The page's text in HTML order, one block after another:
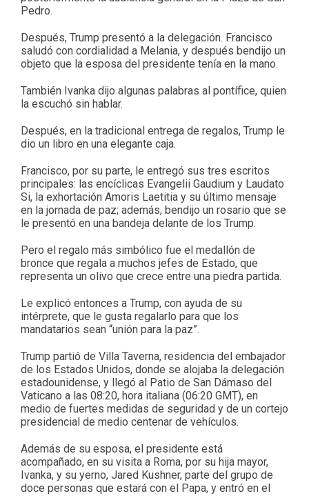
Pedro.
Después, Trump presentó a la delegación. Francisco
saludó con cordialidad a Melania, y después bendijo un
objeto que la esposa del presidente tenía en la mano.
También Ivanka dijo algunas palabras al pontífice, quien
la escuchó sin hablar.
Después, en la tradicional entrega de regalos, Trump le
dio un libro en una elegante caja.
Francisco, por su parte, le entregó sus tres escritos
principales: las encíclicas Evangelii Gaudium y Laudato
Si, la exhortación Amoris Laetitia y su último mensaje
en la jornada de paz; además, bendijo un rosario que se
le presentó en una bandeja delante de los Trump.
Pero el regalo más simbólico fue el medallón de
bronce que regala a muchos jefes de Estado, que
representa un olivo que crece entre una piedra partida.
Le explicó entonces a Trump, con ayuda de su
intérprete, que le gusta regalarlo para que los
mandatarios sean “unión para la paz”.
Trump partió de Villa Taverna, residencia del embajador
de los Estados Unidos, donde se alojaba la delegación
estadounidense, y llegó al Patio de San Dámaso del
Vaticano a las 08:20, hora italiana (06:20 GMT), en
medio de fuertes medidas de seguridad y de un cortejo
presidencial de medio centenar de vehículos.
Además de su esposa, el presidente está
acompañado, en su visita a Roma, por su hija mayor,
Ivanka, y su yerno, Jared Kushner, parte del grupo de
doce personas que estará con el Papa, y entró en el